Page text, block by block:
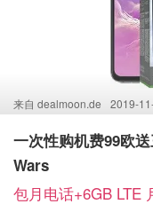
来自 dealmoon.de 2019-
一次性购机费99欧
Wars
包月电话+6GB LTE